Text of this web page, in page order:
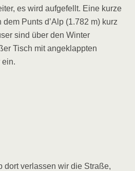
es wird aufgefellt. Eine kurze
Punts d’Alp (1.782 m) kurz
sind über den Winter
Tisch mit angeklappten
ein.
dort verlassen wir die Straße,